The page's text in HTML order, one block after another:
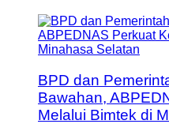
BPD dan
Bawahan,
Melalui Bimtek di